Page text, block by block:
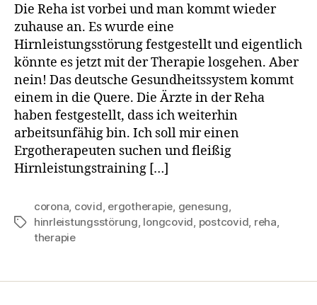
Die Reha ist vorbei und man kommt wieder
zuhause an. Es wurde eine
Hirnleistungsstörung festgestellt und eigentlich
könnte es jetzt mit der Therapie losgehen. Aber
nein! Das deutsche Gesundheitssystem kommt
einem in die Quere. Die Ärzte in der Reha
haben festgestellt, dass ich weiterhin
arbeitsunfähig bin. Ich soll mir einen
Ergotherapeuten suchen und fleißig
Hirnleistungstraining […]
Schlagwörter
corona covid ergotherapie genesung
hinrleistungsstörung longcovid postcovid reha
therapie